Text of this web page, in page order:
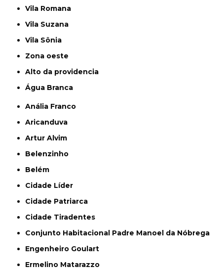
Vila Romana
Vila Suzana
Vila Sônia
Zona oeste
alto da providencia
Água Branca
Anália Franco
Aricanduva
Artur Alvim
Belenzinho
Belém
Cidade Líder
Cidade Patriarca
Cidade Tiradentes
Conjunto Habitacional Padre Manoel da Nóbrega
Engenheiro Goulart
Ermelino Matarazzo